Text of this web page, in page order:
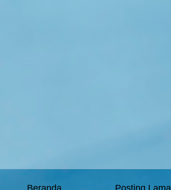
Posting Lama
Beranda